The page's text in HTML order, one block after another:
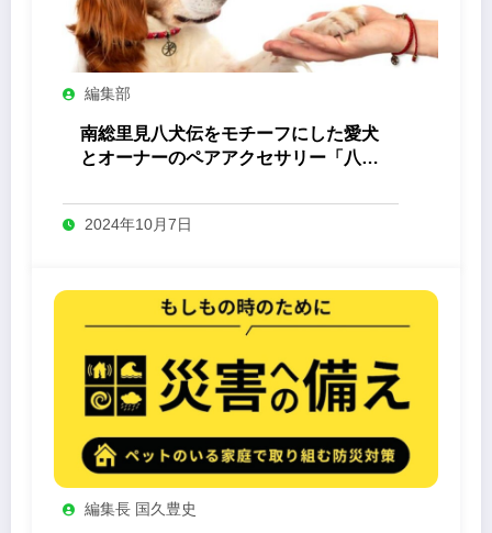
編集部
南総里見八犬伝をモチーフにした愛犬
とオーナーのペアアクセサリー「八心
2024年10月7日
編集長 国久豊史